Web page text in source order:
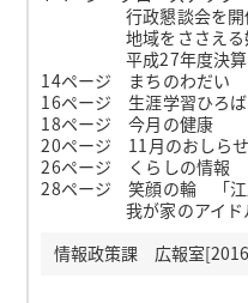
行政懇談会を開
地域をささえる
平成27年度決算
14ページ まちのわだい
16ページ 生涯学習ひろば
18ページ 今月の健康
20ページ 11月のおしらせ
26ページ くらしの情報
28ページ 笑顔の輪 「江
我が家のアイド
情報政策課 広報室